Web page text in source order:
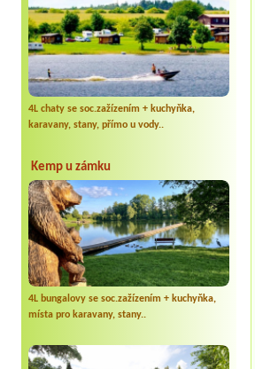
4L chaty se soc.zažízením + kuchyňka,
karavany, stany, přímo u vody..
Kemp u zámku
4L bungalovy se soc.zažízením + kuchyňka,
místa pro karavany, stany..